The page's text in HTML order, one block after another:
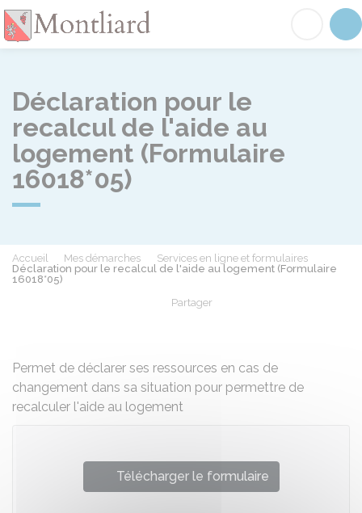
Déclaration pour le
recalcul de l'aide au
logement (Formulaire
16018*05)
Accueil Mes démarches
Services en ligne et formulaires
Déclaration pour le recalcul de l'aide au logement (Formulaire
16018*05)
Partager
Permet de déclarer ses ressources en cas de
changement dans sa situation pour permettre de
recalculer l'aide au logement
Télécharger le formulaire